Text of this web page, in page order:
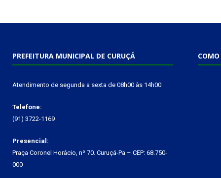
PREFEITURA MUNICIPAL DE CURUÇÁ
Atendimento de segunda a sexta de 08h00 às 14h00
Telefone:
(91) 3722-1169
Presencial:
Praça Coronel Horácio, nº 70. Curuçá-Pa – CEP: 68.750-
000
COMO